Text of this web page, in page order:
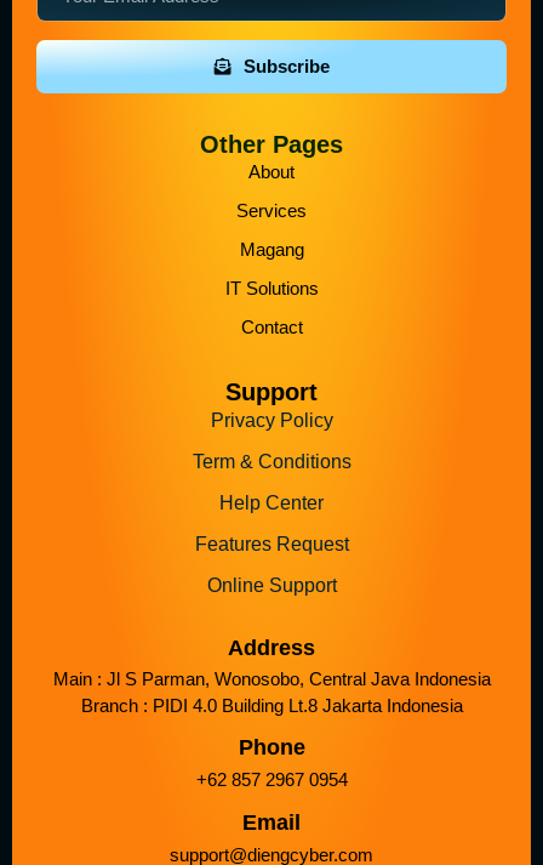
Subscribe
Other Pages
About
Services
Magang
IT Solutions
Contact
Support
Privacy Policy
Term & Conditions
Help Center
Features Request
Online Support
Address
Main : Jl S Parman, Wonosobo, Central Java Indonesia
Branch : PIDI 4.0 Building Lt.8 Jakarta Indonesia
Phone
+62 857 2967 0954
Email
support@diengcyber.com